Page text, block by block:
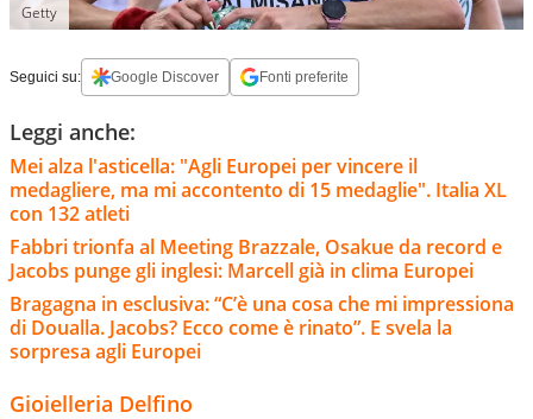
Getty
Seguici su: Google Discover Fonti preferite
Leggi anche:
Mei alza l'asticella: "Agli Europei per vincere il
medagliere, ma mi accontento di 15 medaglie". Italia XL
con 132 atleti
Fabbri trionfa al Meeting Brazzale, Osakue da record e
Jacobs punge gli inglesi: Marcell già in clima Europei
Bragagna in esclusiva: “C’è una cosa che mi impressiona
di Doualla. Jacobs? Ecco come è rinato”. E svela la
sorpresa agli Europei
Gioielleria Delfino